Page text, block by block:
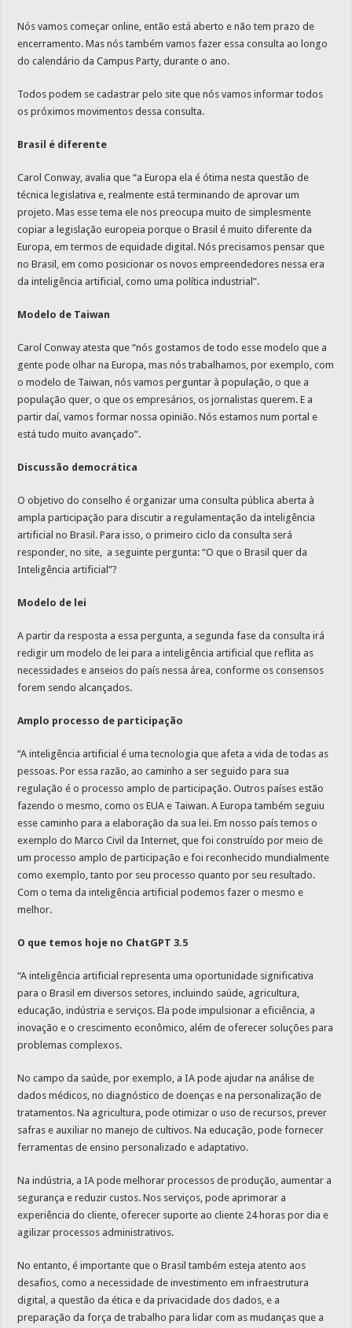
Nós vamos começar online, então está aberto e não tem prazo de
encerramento. Mas nós também vamos fazer essa consulta ao longo
do calendário da Campus Party, durante o ano.
Todos podem se cadastrar pelo site que nós vamos informar todos
os próximos movimentos dessa consulta.
Brasil é diferente
Carol Conway, avalia que “a Europa ela é ótima nesta questão de
técnica legislativa e, realmente está terminando de aprovar um
projeto. Mas esse tema ele nos preocupa muito de simplesmente
copiar a legislação europeia porque o Brasil é muito diferente da
Europa, em termos de equidade digital. Nós precisamos pensar que
no Brasil, em como posicionar os novos empreendedores nessa era
da inteligência artificial, como uma política industrial”.
Modelo de Taiwan
Carol Conway atesta que “nós gostamos de todo esse modelo que a
gente pode olhar na Europa, mas nós trabalhamos, por exemplo, com
o modelo de Taiwan, nós vamos perguntar à população, o que a
população quer, o que os empresários, os jornalistas querem. E a
partir daí, vamos formar nossa opinião. Nós estamos num portal e
está tudo muito avançado”.
Discussão democrática
O objetivo do conselho é organizar uma consulta pública aberta à
ampla participação para discutir a regulamentação da inteligência
artificial no Brasil. Para isso, o primeiro ciclo da consulta será
responder, no site, a seguinte pergunta: “O que o Brasil quer da
Inteligência artificial”?
Modelo de lei
A partir da resposta a essa pergunta, a segunda fase da consulta irá
redigir um modelo de lei para a inteligência artificial que reflita as
necessidades e anseios do país nessa área, conforme os consensos
forem sendo alcançados.
Amplo processo de participação
“A inteligência artificial é uma tecnologia que afeta a vida de todas as
pessoas. Por essa razão, ao caminho a ser seguido para sua
regulação é o processo amplo de participação. Outros países estão
fazendo o mesmo, como os EUA e Taiwan. A Europa também seguiu
esse caminho para a elaboração da sua lei. Em nosso país temos o
exemplo do Marco Civil da Internet, que foi construído por meio de
um processo amplo de participação e foi reconhecido mundialmente
como exemplo, tanto por seu processo quanto por seu resultado.
Com o tema da inteligência artificial podemos fazer o mesmo e
melhor.
O que temos hoje no ChatGPT 3.5
“A inteligência artificial representa uma oportunidade significativa
para o Brasil em diversos setores, incluindo saúde, agricultura,
educação, indústria e serviços. Ela pode impulsionar a eficiência, a
inovação e o crescimento econômico, além de oferecer soluções para
problemas complexos.
No campo da saúde, por exemplo, a IA pode ajudar na análise de
dados médicos, no diagnóstico de doenças e na personalização de
tratamentos. Na agricultura, pode otimizar o uso de recursos, prever
safras e auxiliar no manejo de cultivos. Na educação, pode fornecer
ferramentas de ensino personalizado e adaptativo.
Na indústria, a IA pode melhorar processos de produção, aumentar a
segurança e reduzir custos. Nos serviços, pode aprimorar a
experiência do cliente, oferecer suporte ao cliente 24 horas por dia e
agilizar processos administrativos.
No entanto, é importante que o Brasil também esteja atento aos
desafios, como a necessidade de investimento em infraestrutura
digital, a questão da ética e da privacidade dos dados, e a
preparação da força de trabalho para lidar com as mudanças que a